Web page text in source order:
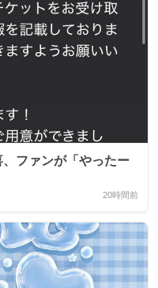
ファンが「やったー
20時間前